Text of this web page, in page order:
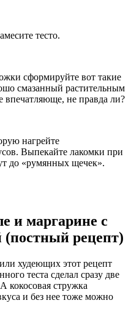
тесто.
сформируйте вот такие
смазанный растительным
впечатляюще, не правда ли?
нагрейте
Выпекайте лакомки при
до «румянных щечек».
и маргарине с
(постный рецепт)
худеющих этот рецепт
теста сделал сразу две
стружка
и без нее тоже можно